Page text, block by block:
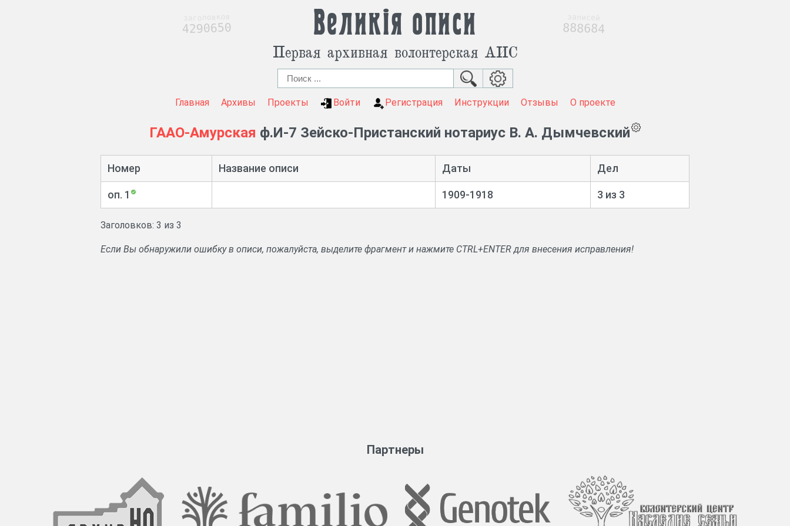
Великія описи
Первая архивная волонтерская АИС
Главная Архивы Проекты Войти Регистрация Инструкции Отзывы О проекте
ГААО-Амурская ф.И-7 Зейско-Пристанский нотариус В. А. Дымчевский
Номер Название описи Даты Дел
оп. 1 1909-1918 3 из 3
Заголовков: 3 из 3
Если Вы обнаружили ошибку в описи, пожалуйста, выделите фрагмент и нажмите CTRL+ENTER для внесения исправления!
Партнеры
4290650 888684